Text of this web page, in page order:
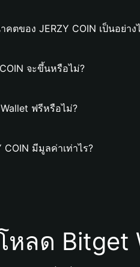
ตของ JERZY COIN เป็นอย่าง
จะขึ้นหรือไม่?
ฟรีหรือไม่?
COIN มีมูลค่าเท่าไร?
หลด Bitget